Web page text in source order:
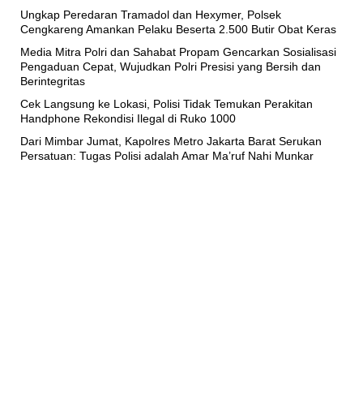
Ungkap Peredaran Tramadol dan Hexymer, Polsek
Cengkareng Amankan Pelaku Beserta 2.500 Butir Obat Keras
Media Mitra Polri dan Sahabat Propam Gencarkan Sosialisasi
Pengaduan Cepat, Wujudkan Polri Presisi yang Bersih dan
Berintegritas
Cek Langsung ke Lokasi, Polisi Tidak Temukan Perakitan
Handphone Rekondisi Ilegal di Ruko 1000
Dari Mimbar Jumat, Kapolres Metro Jakarta Barat Serukan
Persatuan: Tugas Polisi adalah Amar Ma’ruf Nahi Munkar